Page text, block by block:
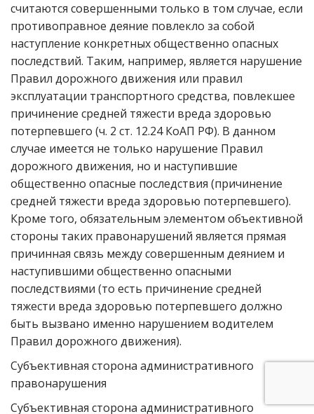
считаются совершенными только в том случае, если
противоправное деяние повлекло за собой
наступление конкретных общественно опасных
последствий. Таким, например, является нарушение
Правил дорожного движения или правил
эксплуатации транспортного средства, повлекшее
причинение средней тяжести вреда здоровью
потерпевшего (ч. 2 ст. 12.24 КоАП РФ). В данном
случае имеется не только нарушение Правил
дорожного движения, но и наступившие
общественно опасные последствия (причинение
средней тяжести вреда здоровью потерпевшего).
Кроме того, обязательным элементом объективной
стороны таких правонарушений является прямая
причинная связь между совершенным деянием и
наступившими общественно опасными
последствиями (то есть причинение средней
тяжести вреда здоровью потерпевшего должно
быть вызвано именно нарушением водителем
Правил дорожного движения).
Субъективная сторона административного
правонарушения
Субъективная сторона административного